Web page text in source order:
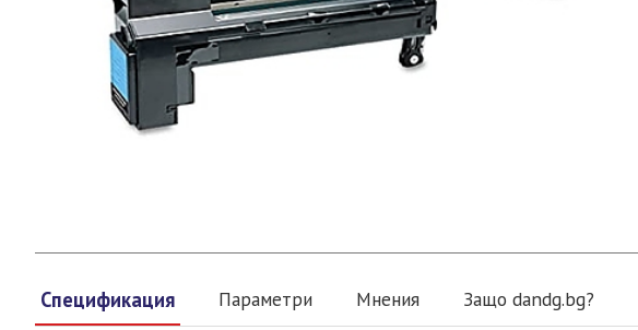
Спецификация Параметри Мнения Защо dandg.bg?